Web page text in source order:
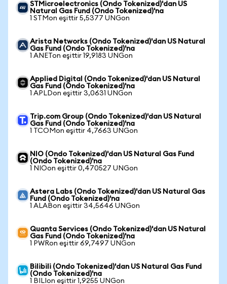
STMicroelectronics (Ondo Tokenized)'dan US
Natural Gas Fund (Ondo Tokenized)'na
1 STMon eşittir 5,5377 UNGon
Arista Networks (Ondo Tokenized)'dan US Natural
Gas Fund (Ondo Tokenized)'na
1 ANETon eşittir 19,9183 UNGon
Applied Digital (Ondo Tokenized)'dan US Natural
Gas Fund (Ondo Tokenized)'na
1 APLDon eşittir 3,0631 UNGon
Trip.com Group (Ondo Tokenized)'dan US Natural
Gas Fund (Ondo Tokenized)'na
1 TCOMon eşittir 4,7663 UNGon
NIO (Ondo Tokenized)'dan US Natural Gas Fund
(Ondo Tokenized)'na
1 NIOon eşittir 0,470527 UNGon
Astera Labs (Ondo Tokenized)'dan US Natural Gas
Fund (Ondo Tokenized)'na
1 ALABon eşittir 34,5646 UNGon
Quanta Services (Ondo Tokenized)'dan US Natural
Gas Fund (Ondo Tokenized)'na
1 PWRon eşittir 69,7497 UNGon
Bilibili (Ondo Tokenized)'dan US Natural Gas Fund
(Ondo Tokenized)'na
1 BILIon eşittir 1,9255 UNGon